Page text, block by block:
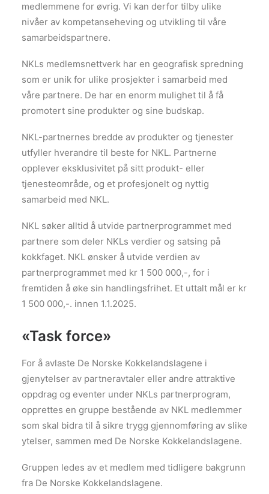
medlemmene for øvrig. Vi kan derfor tilby ulike
nivåer av kompetanseheving og utvikling til våre
samarbeidspartnere.
NKLs medlemsnettverk har en geografisk spredning
som er unik for ulike prosjekter i samarbeid med
våre partnere. De har en enorm mulighet til å få
promotert sine produkter og sine budskap.
NKL-partnernes bredde av produkter og tjenester
utfyller hverandre til beste for NKL. Partnerne
opplever eksklusivitet på sitt produkt- eller
tjenesteområde, og et profesjonelt og nyttig
samarbeid med NKL.
NKL søker alltid å utvide partnerprogrammet med
partnere som deler NKLs verdier og satsing på
kokkfaget. NKL ønsker å utvide verdien av
partnerprogrammet med kr 1 500 000,-, for i
fremtiden å øke sin handlingsfrihet. Et uttalt mål er kr
1 500 000,-. innen 1.1.2025.
«Task force»
For å avlaste De Norske Kokkelandslagene i
gjenytelser av partneravtaler eller andre attraktive
oppdrag og eventer under NKLs partnerprogram,
opprettes en gruppe bestående av NKL medlemmer
som skal bidra til å sikre trygg gjennomføring av slike
ytelser, sammen med De Norske Kokkelandslagene.
Gruppen ledes av et medlem med tidligere bakgrunn
fra De Norske Kokkelandslagene.